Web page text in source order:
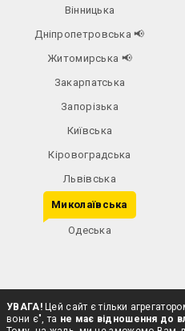
Вінницька
Дніпропетровська📢
Житомирська 📢
Закарпатська
Запорізька
Київська
Кіровоградська
Львівська
Миколаївська
Одеська
УВАГА!Цей сайт є тільки
вони є", та не має відношення до